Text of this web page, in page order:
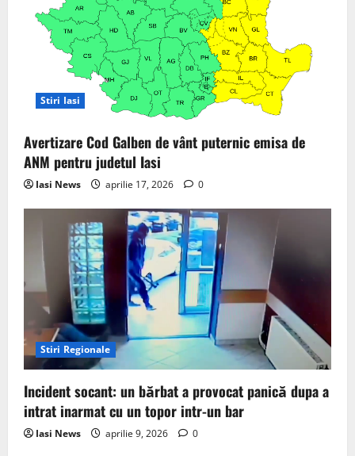
Stiri Iasi
Avertizare Cod Galben de vânt puternic emisa de
ANM pentru judetul Iasi
Iasi News aprilie 17, 2026 0
Stiri Regionale
Incident socant: un bărbat a provocat panică dupa a
intrat inarmat cu un topor intr-un bar
Iasi News aprilie 9, 2026 0